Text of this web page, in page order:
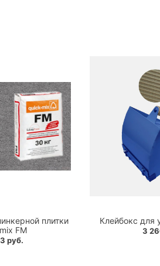
плитки
FM
руб.
Клейбокс для
3